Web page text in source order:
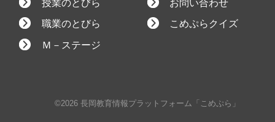
授業のとびら
職業のとびら
Ｍ－ステージ
お問い合わせ
こめぷらクイズ
©2026 長岡教育情報プラットフォーム「こめぷら」